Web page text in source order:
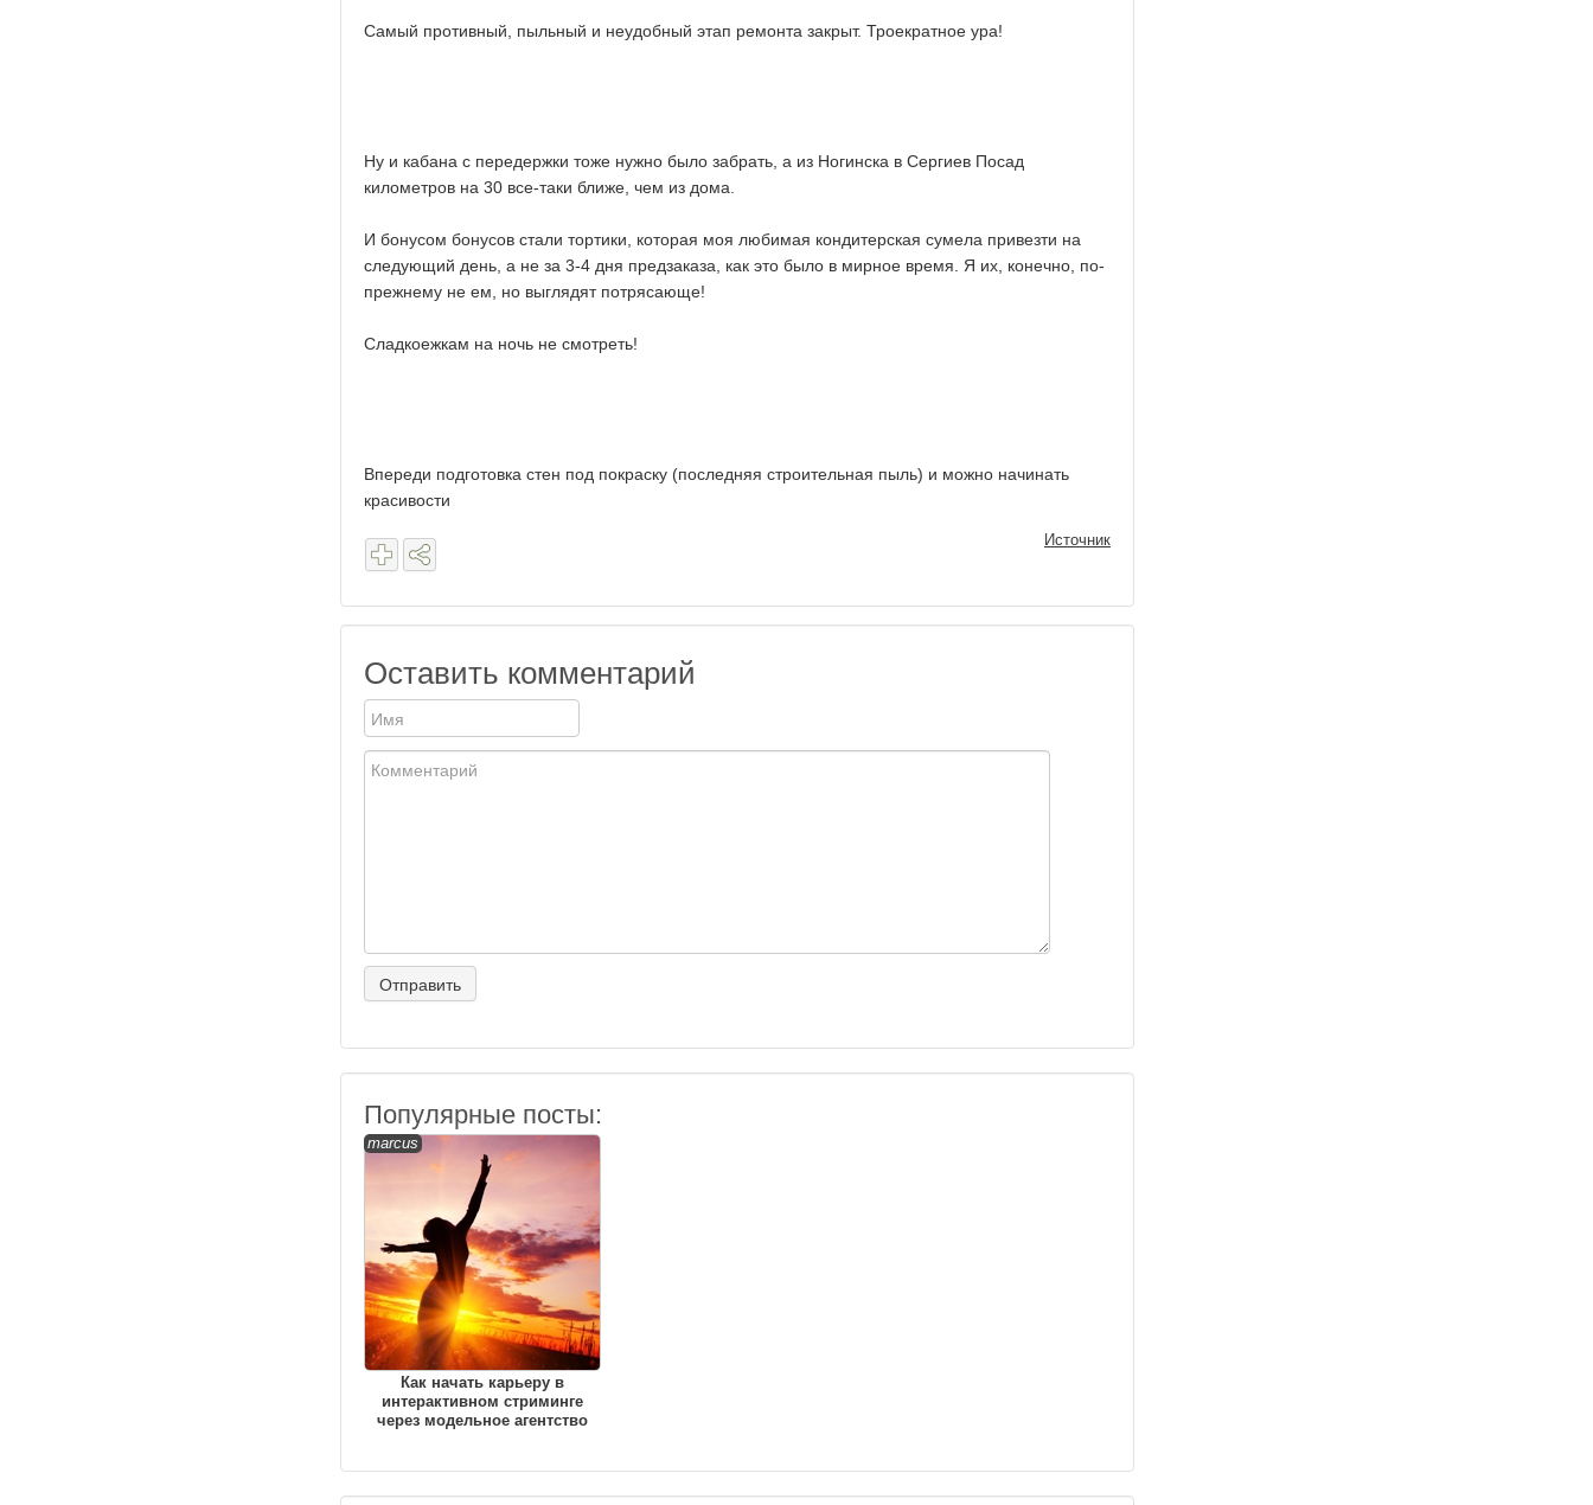
Самый противный, пыльный и неудобный этап ремонта закрыт. Троекратное ура!
Ну и кабана с передержки тоже нужно было забрать, а из Ногинска в Сергиев Посад
километров на 30 все-таки ближе, чем из дома.
И бонусом бонусов стали тортики, которая моя любимая кондитерская сумела привезти на
следующий день, а не за 3-4 дня предзаказа, как это было в мирное время. Я их, конечно, по-
прежнему не ем, но выглядят потрясающе!
Сладкоежкам на ночь не смотреть!
Впереди подготовка стен под покраску (последняя строительная пыль) и можно начинать
красивости
Источник
Оставить комментарий
Популярные посты:
marcus
Как начать карьеру в
интерактивном стриминге
через модельное агентство